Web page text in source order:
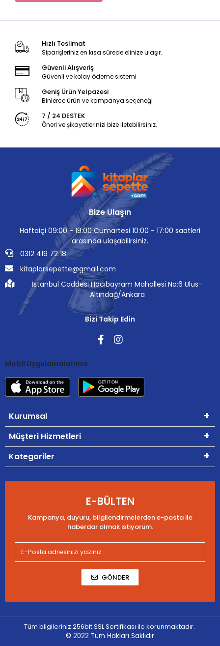
Hızlı Teslimat
Siparişleriniz en kısa sürede elinize ulaşır.
Güvenli Alışveriş
Güvenli ve kolay ödeme sistemi
Geniş Ürün Yelpazesi
Binlerce ürün ve kampanya seçeneği
7 / 24 DESTEK
Öneri ve şikayetlerinizi bize iletebilirsiniz.
Bize Ulaşın
Haftaiçi 09:00 - 19:00 Cumartesi 10:00 - 17:00 saatleri
arasında ulaşabilirsiniz.
0312 419 72 18
kitaplarsepette@gmail.com
İstanbul Caddesi Hacıbayram Mahallesi No:6 Ulus-
Altındağ/Ankara
Bizi Takip Edin
Mobil Uygulamalarımız
Kurumsal
Müşteri Hizmetleri
Kategoriler
E-BÜLTEN
Kampanya, duyuru, bilgilendirmelerden e-posta ile
haberdar olmak istiyorum.
GÖNDER
Tüm bilgileriniz 256bit SSL Sertifikası ile korunmaktadır.
© 2022 Tüm Hakları Saklıdır